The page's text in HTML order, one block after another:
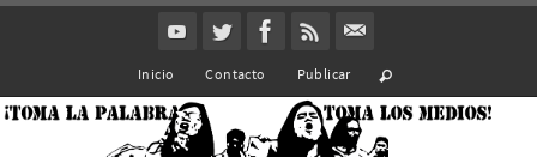
Inicio Contacto Publicar